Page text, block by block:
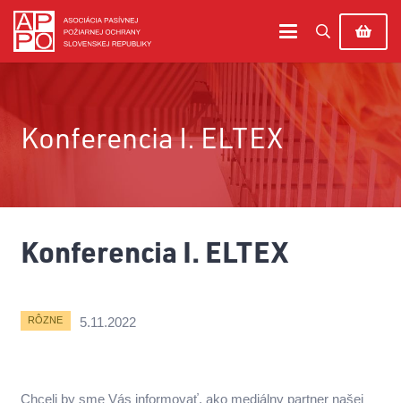
Konferencia I. ELTEX
Konferencia I. ELTEX
RÔZNE 5.11.2022
Chceli by sme Vás informovať, ako mediálny partner našej